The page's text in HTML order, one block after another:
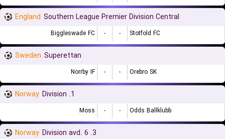
England Southern League Premier Division Central
Biggleswade FC - - Stotfold FC
Sweden Superettan
Norrby IF - - Orebro SK
Norway 1. Division
Moss - - Odds Ballklubb
Norway 3. Division avd. 6